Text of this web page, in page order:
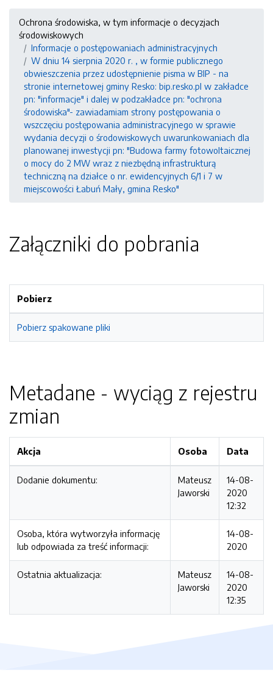
Ochrona środowiska, w tym informacje o decyzjach
środowiskowych
Informacje o postępowaniach administracyjnych
W dniu 14 sierpnia 2020 r. , w formie publicznego
obwieszczenia przez udostępnienie pisma w BIP - na
stronie internetowej gminy Resko: bip.resko.pl w zakładce
pn: "informacje" i dalej w podzakładce pn: "ochrona
środowiska"- zawiadamiam strony postępowania o
wszczęciu postępowania administracyjnego w sprawie
wydania decyzji o środowiskowych uwarunkowaniach dla
planowanej inwestycji pn: "Budowa farmy fotowoltaicznej
o mocy do 2 MW wraz z niezbędną infrastrukturą
techniczną na działce o nr. ewidencyjnych 6/1 i 7 w
miejscowości Łabuń Mały, gmina Resko"
Załączniki do pobrania
Pobierz
Pobierz spakowane pliki
Metadane - wyciąg z rejestru
zmian
Akcja Osoba Data
Dodanie dokumentu:
Mateusz
Jaworski
14-08-
2020
12:32
Osoba, która wytworzyła informację
lub odpowiada za treść informacji:
14-08-
2020
Ostatnia aktualizacja:
Mateusz
Jaworski
14-08-
2020
12:35